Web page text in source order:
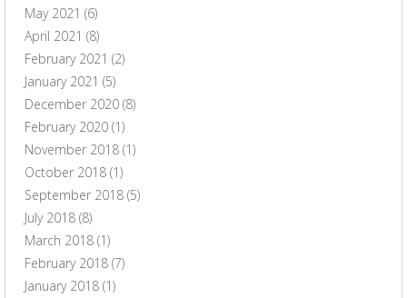
May 2021 (6)
April 2021 (8)
February 2021 (2)
January 2021 (5)
December 2020 (8)
February 2020 (1)
November 2018 (1)
October 2018 (1)
September 2018 (5)
July 2018 (8)
March 2018 (1)
February 2018 (7)
January 2018 (1)